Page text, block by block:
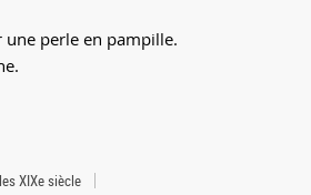
une perle en pampille.
XIXe siècle